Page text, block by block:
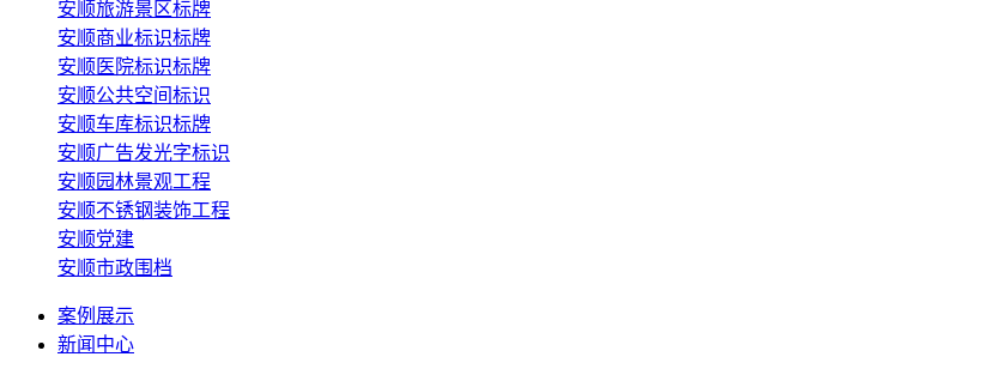
安顺旅游景区标牌
安顺商业标识标牌
安顺医院标识标牌
安顺公共空间标识
安顺车库标识标牌
安顺广告发光字标识
安顺园林景观工程
安顺不锈钢装饰工程
安顺党建
安顺市政围档
案例展示
新闻中心